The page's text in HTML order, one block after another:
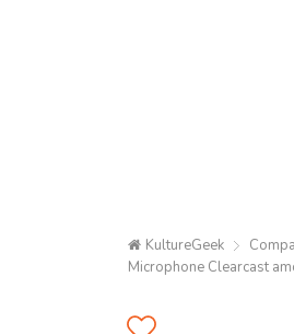
KultureGeek
Microphone Clearcast